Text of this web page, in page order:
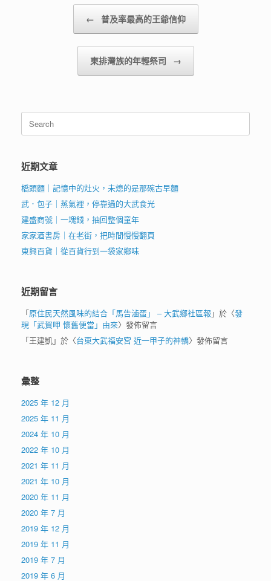
← 普及率最高的王爺信仰
東排灣族的年輕祭司 →
for:
近期文章
橋頭麵｜記憶中的灶火，未熄的是那碗古早麵
武．包子｜蒸氣裡，停靠過的大武食光
建盛商號｜一塊錢，抽回整個童年
家家酒書房｜在老街，把時間慢慢翻頁
東興百貨｜從百貨行到一袋家鄉味
近期留言
「原住民天然風味的結合「馬告滷蛋」 – 大武鄉社區報 」於〈發
現「武賀呷 懷舊便當」由來〉發佈留言
「王建凱」於〈台東大武福安宮 近一甲子的神轎〉發佈留言
彙整
2025 年 12 月
2025 年 11 月
2024 年 10 月
2022 年 10 月
2021 年 11 月
2021 年 10 月
2020 年 11 月
2020 年 7 月
2019 年 12 月
2019 年 11 月
2019 年 7 月
2019 年 6 月